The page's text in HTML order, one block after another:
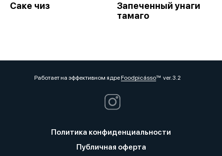
Саке чиз
Запеченный унаги
тамаго
Работает на эффективном ядреFoodpicássover. 3.2
Политика конфиденциальности
Публичная оферта